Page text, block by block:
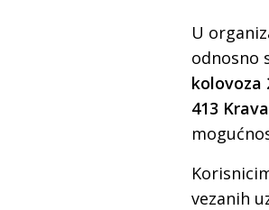
U
odnosno
kolovoza
413
vezanih